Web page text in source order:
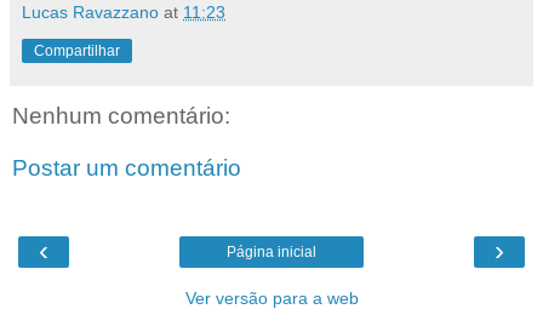
Lucas Ravazzano at 11:23
Compartilhar
Nenhum comentário:
Postar um comentário
‹ ›
Página inicial
Ver versão para a web